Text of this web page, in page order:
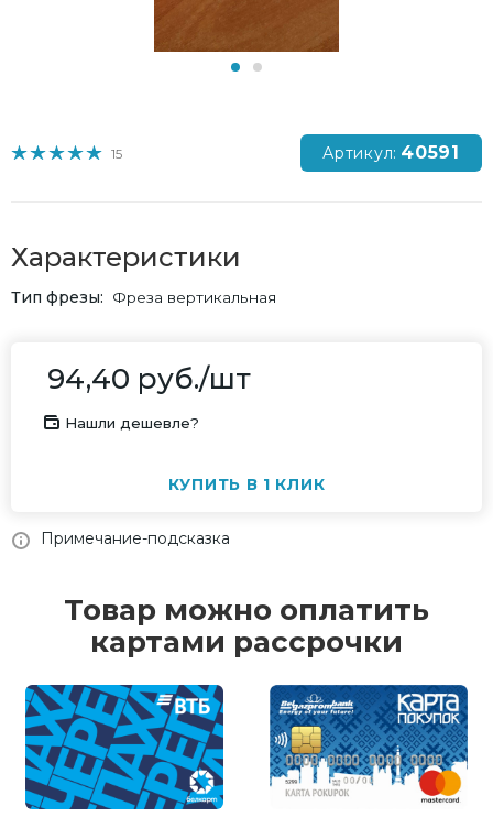
15 Артикул: 40591
Характеристики
Тип фрезы Фреза вертикальная
94,40 руб./шт
Нашли дешевле?
КУПИТЬ В 1 КЛИК
Примечание-подсказка
Товар можно оплатить
картами рассрочки